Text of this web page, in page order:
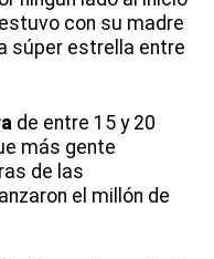
con su madre
súper estrella entre
de entre 15 y 20
más gente
de las
el millón de